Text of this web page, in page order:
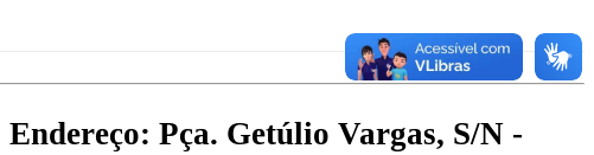
Endereço: Pça. Getúlio Vargas, S/N -